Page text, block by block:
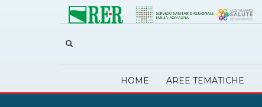
HOME AREE TEMATICHE